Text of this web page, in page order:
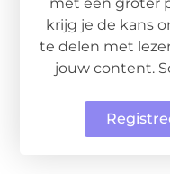
met een groter
krijg je de kans
te delen met
jouw content.